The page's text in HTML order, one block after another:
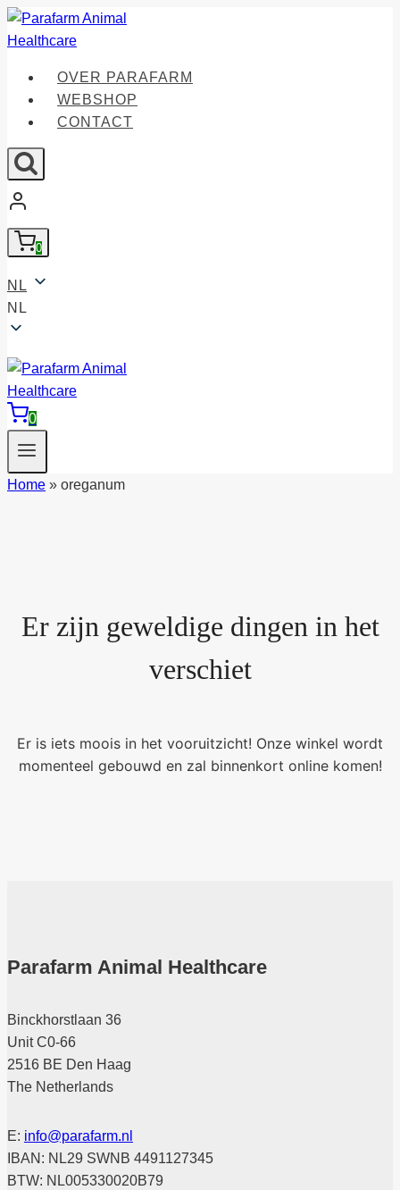
Doorgaan
naar
OVER PARAFARM
WEBSHOP
CONTACT
0
NL
NL
0
Home » oreganum
Er zijn geweldige dingen in het
verschiet
Er is iets moois in het vooruitzicht! Onze winkel wordt
momenteel gebouwd en zal binnenkort online komen!
Parafarm Animal Healthcare
Binckhorstlaan 36
Unit C0-66
2516 BE Den Haag
The Netherlands
E: info@parafarm.nl
IBAN: NL29 SWNB 4491127345
BTW: NL005330020B79